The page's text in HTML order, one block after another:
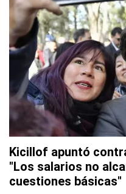
Kicillof apuntó
"Los salarios no
cuestiones básicas"